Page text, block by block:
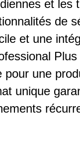
et les
de
et une
pour une
unique